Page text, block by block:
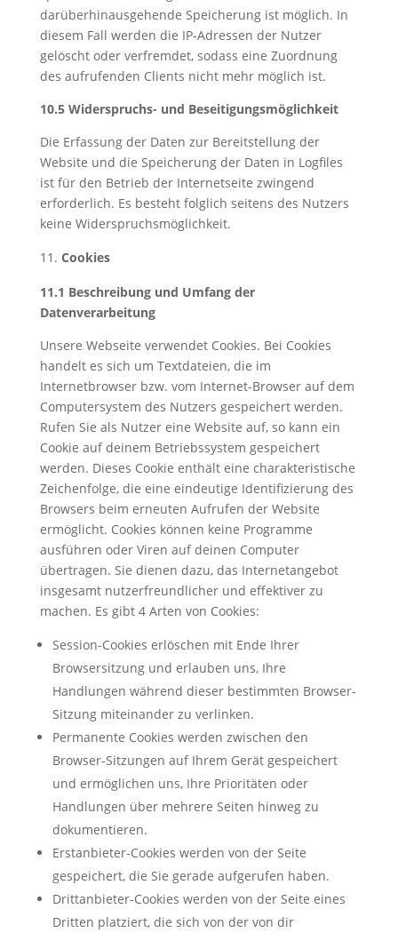
darüberhinausgehende Speicherung ist möglich. In
diesem Fall werden die IP-Adressen der Nutzer
gelöscht oder verfremdet, sodass eine Zuordnung
des aufrufenden Clients nicht mehr möglich ist.
10.5 Widerspruchs- und Beseitigungsmöglichkeit
Die Erfassung der Daten zur Bereitstellung der
Website und die Speicherung der Daten in Logfiles
ist für den Betrieb der Internetseite zwingend
erforderlich. Es besteht folglich seitens des Nutzers
keine Widerspruchsmöglichkeit.
Cookies
11.1 Beschreibung und Umfang der
Datenverarbeitung
Unsere Webseite verwendet Cookies. Bei Cookies
handelt es sich um Textdateien, die im
Internetbrowser bzw. vom Internet-Browser auf dem
Computersystem des Nutzers gespeichert werden.
Rufen Sie als Nutzer eine Website auf, so kann ein
Cookie auf deinem Betriebssystem gespeichert
werden. Dieses Cookie enthält eine charakteristische
Zeichenfolge, die eine eindeutige Identifizierung des
Browsers beim erneuten Aufrufen der Website
ermöglicht. Cookies können keine Programme
ausführen oder Viren auf deinen Computer
übertragen. Sie dienen dazu, das Internetangebot
insgesamt nutzerfreundlicher und effektiver zu
machen. Es gibt 4 Arten von Cookies:
Session-Cookies erlöschen mit Ende Ihrer
Browsersitzung und erlauben uns, Ihre
Handlungen während dieser bestimmten Browser-
Sitzung miteinander zu verlinken.
Permanente Cookies werden zwischen den
Browser-Sitzungen auf Ihrem Gerät gespeichert
und ermöglichen uns, Ihre Prioritäten oder
Handlungen über mehrere Seiten hinweg zu
dokumentieren.
Erstanbieter-Cookies werden von der Seite
gespeichert, die Sie gerade aufgerufen haben.
Drittanbieter-Cookies werden von der Seite eines
Dritten platziert, die sich von der von dir